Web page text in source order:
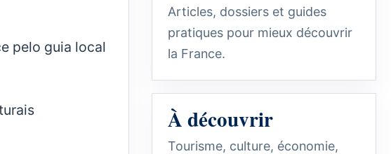
pelo guia local
Articles, dossiers et guides
pratiques pour mieux découvrir
la France.
À découvrir
Tourisme, culture, économie,